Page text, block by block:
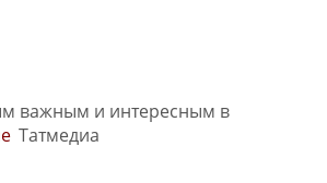
важным и интересным в
Татмедиа